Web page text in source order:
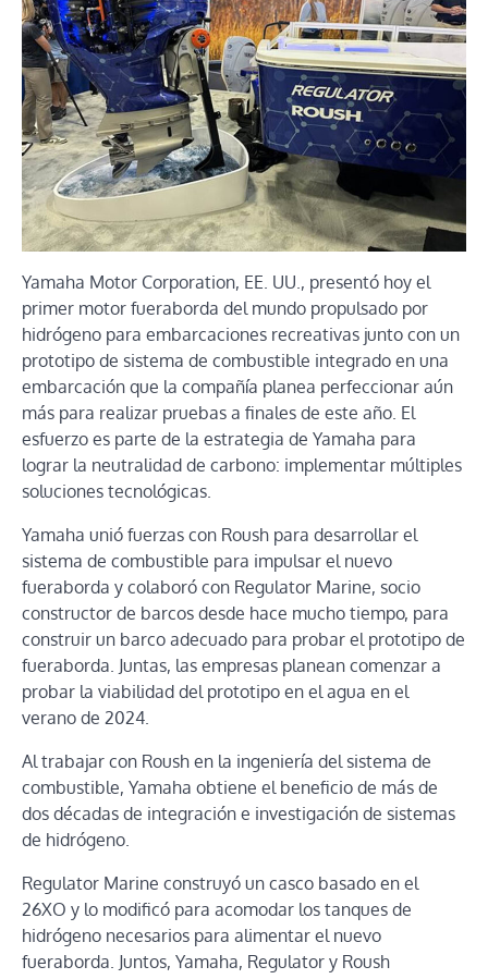
Yamaha Motor Corporation, EE. UU., presentó hoy el
primer motor fueraborda del mundo propulsado por
hidrógeno para embarcaciones recreativas junto con un
prototipo de sistema de combustible integrado en una
embarcación que la compañía planea perfeccionar aún
más para realizar pruebas a finales de este año. El
esfuerzo es parte de la estrategia de Yamaha para
lograr la neutralidad de carbono: implementar múltiples
soluciones tecnológicas.
Yamaha unió fuerzas con Roush para desarrollar el
sistema de combustible para impulsar el nuevo
fueraborda y colaboró ​​con Regulator Marine, socio
constructor de barcos desde hace mucho tiempo, para
construir un barco adecuado para probar el prototipo de
fueraborda. Juntas, las empresas planean comenzar a
probar la viabilidad del prototipo en el agua en el
verano de 2024.
Al trabajar con Roush en la ingeniería del sistema de
combustible, Yamaha obtiene el beneficio de más de
dos décadas de integración e investigación de sistemas
de hidrógeno.
Regulator Marine construyó un casco basado en el
26XO y lo modificó para acomodar los tanques de
hidrógeno necesarios para alimentar el nuevo
fueraborda. Juntos, Yamaha, Regulator y Roush